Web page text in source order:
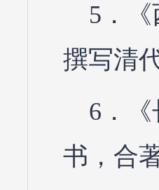
5．
撰写清
6．
书，合